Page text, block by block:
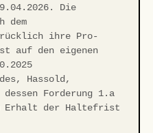
Die
dem
ihre Pro-
auf den eigenen
Hassold,
Forderung 1.a
Erhalt der Haltefrist